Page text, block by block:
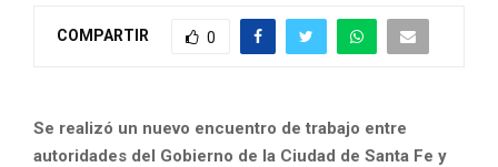
COMPARTIR 0
Se realizó un nuevo encuentro de trabajo entre
autoridades del Gobierno de la Ciudad de Santa Fe y